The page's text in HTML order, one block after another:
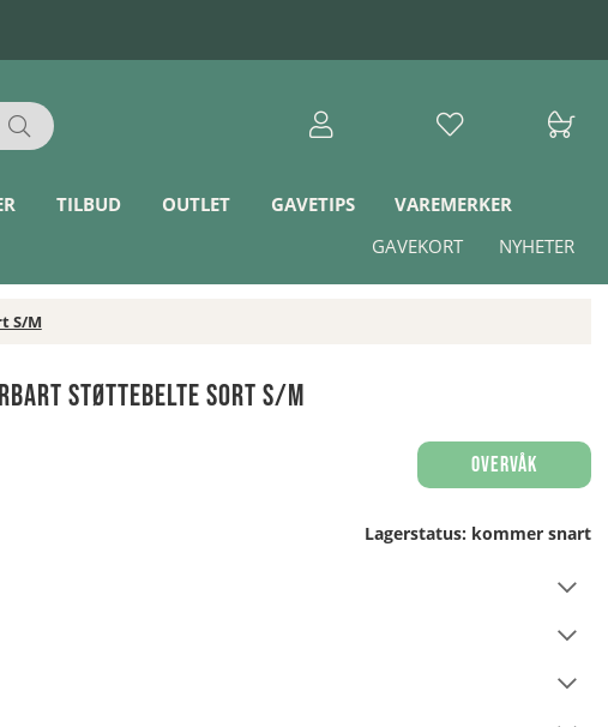
TILBUD OUTLET GAVETIPS
VAREMERKER
NYHETER
GAVEKORT
S/M
Støttebelte Sort S/M
Overvåk
Lagerstatus: kommer snart